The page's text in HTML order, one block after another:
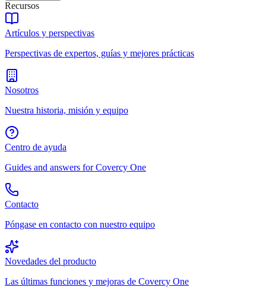
Recursos
Artículos y perspectivas
Perspectivas de expertos, guías y mejores prácticas
Nosotros
Nuestra historia, misión y equipo
Centro de ayuda
Guides and answers for Covercy One
Contacto
Póngase en contacto con nuestro equipo
Novedades del producto
Las últimas funciones y mejoras de Covercy One